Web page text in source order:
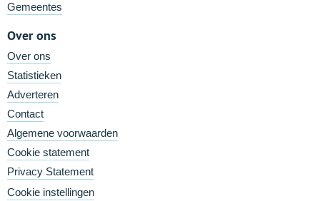
Gemeentes
Over ons
Over ons
Statistieken
Adverteren
Contact
Algemene voorwaarden
Cookie statement
Privacy Statement
Cookie instellingen